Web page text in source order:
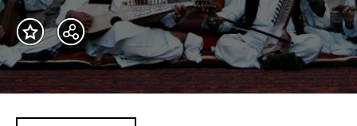
Teilen
Optionen
anzeigen